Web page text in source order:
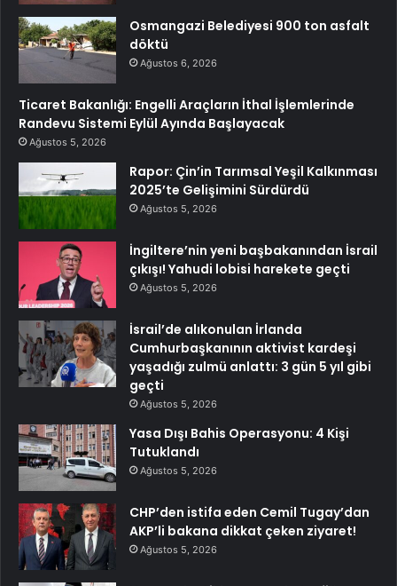
Osmangazi Belediyesi 900 ton asfalt
döktü
Ağustos 6, 2026
Ticaret Bakanlığı: Engelli Araçların İthal İşlemlerinde
Randevu Sistemi Eylül Ayında Başlayacak
Ağustos 5, 2026
Rapor: Çin’in Tarımsal Yeşil Kalkınması
2025’te Gelişimini Sürdürdü
Ağustos 5, 2026
İngiltere’nin yeni başbakanından İsrail
çıkışı! Yahudi lobisi harekete geçti
Ağustos 5, 2026
İsrail’de alıkonulan İrlanda
Cumhurbaşkanının aktivist kardeşi
yaşadığı zulmü anlattı: 3 gün 5 yıl gibi
geçti
Ağustos 5, 2026
Yasa Dışı Bahis Operasyonu: 4 Kişi
Tutuklandı
Ağustos 5, 2026
CHP’den istifa eden Cemil Tugay’dan
AKP’li bakana dikkat çeken ziyaret!
Ağustos 5, 2026